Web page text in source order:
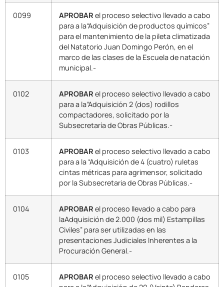
0099 APROBAR el proceso selectivo llevado a cabo
para a la“Adquisición de productos químicos”
para el mantenimiento de la pileta climatizada
del Natatorio Juan Domingo Perón, en el
marco de las clases de la Escuela de natación
municipal.-
0102 APROBAR el proceso selectivo llevado a cabo
para a la“Adquisición 2 (dos) rodillos
compactadores, solicitado por la
Subsecretaría de Obras Públicas.-
0103 APROBAR el proceso selectivo llevado a cabo
para a la “Adquisición de 4 (cuatro) ruletas
cintas métricas para agrimensor, solicitado
por la Subsecretaria de Obras Públicas.-
0104 APROBAR el proceso llevado a cabo para
laAdquisición de 2.000 (dos mil) Estampillas
Civiles” para ser utilizadas en las
presentaciones Judiciales Inherentes a la
Procuración General.-
0105 APROBAR el proceso selectivo llevado a cabo